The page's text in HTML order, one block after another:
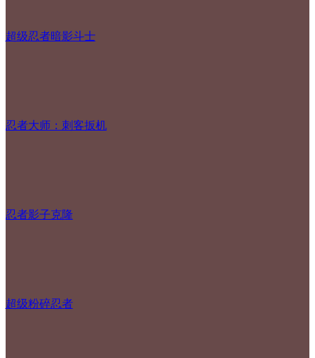
超级忍者暗影斗士
忍者大师：刺客扳机
忍者影子克隆
超级粉碎忍者